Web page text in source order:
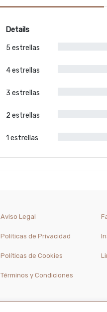
Details
5 estrellas
4 estrellas
3 estrellas
2 estrellas
1 estrellas
Aviso Legal
Políticas de Privacidad
Políticas de Cookies
Términos y Condiciones